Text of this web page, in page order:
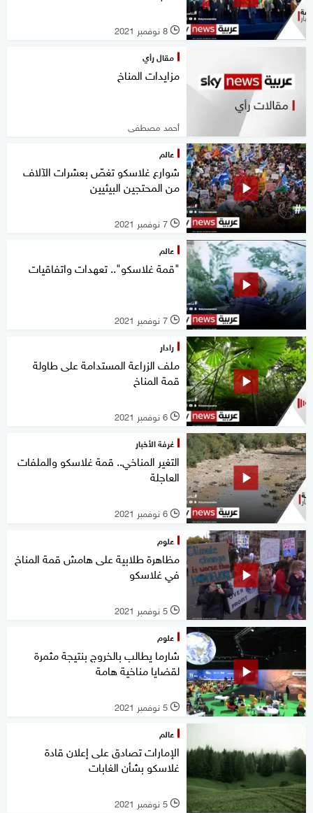
l 8 نوفمبر 2021
مقال رأي
مزايدات المناخ
أحمد مصطفى
عالم
شوارع غلاسكو تغصّ بعشرات الآلاف
من المحتجين البيئيين
l 7 نوفمبر 2021
عالم
"قمة غلاسكو".. تعهدات واتفاقيات
l 7 نوفمبر 2021
رادار
ملف الزراعة المستدامة على طاولة
قمة المناخ
l 6 نوفمبر 2021
غرفة الأخبار
التغير المناخي.. قمة غلاسكو والملفات
العاجلة
l 6 نوفمبر 2021
علوم
مظاهرة طلابية على هامش قمة المناخ
في غلاسكو
l 5 نوفمبر 2021
علوم
شارما يطالب بالخروج بنتيجة مثمرة
لقضايا مناخية هامة
l 5 نوفمبر 2021
عالم
الإمارات تصادق على إعلان قادة
غلاسكو بشأن الغابات
l 5 نوفمبر 2021